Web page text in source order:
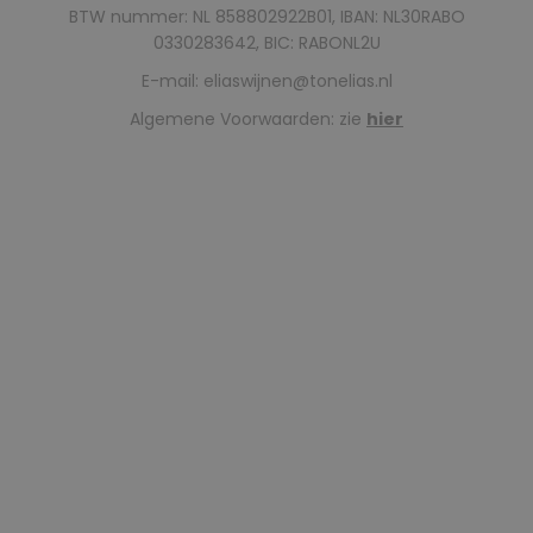
BTW nummer: NL 858802922B01, IBAN: NL30RABO
0330283642, BIC: RABONL2U
E-mail: eliaswijnen@tonelias.nl
Algemene Voorwaarden: zie hier